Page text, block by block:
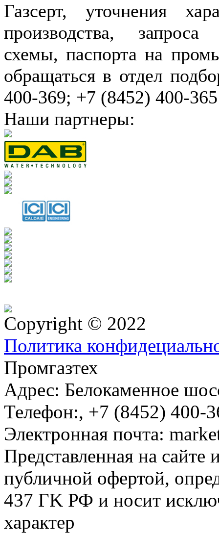
Газсерт, уточнения
производства,
схемы, паспорта на
обращаться в отдел
400-369; +7 (8452) 400-365
Наши партнеры:
Copyright © 2022
Политика
Промгазтех
Адрес: Белокаменное
Телефон:, +7 (8452) 400-
Электронная почта:
Представленная на сайте
публичной офертой,
437 ГK РФ и носит
характер